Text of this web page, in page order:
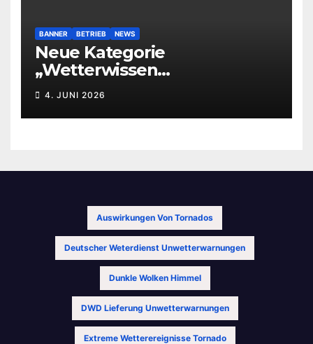
BANNER BETRIEB NEWS
Neue Kategorie
„Wetterwissen
leichtverständlich“
4. JUNI 2026
Auswirkungen Von Tornados
Deutscher Weterdienst Unwetterwarnungen
Dunkle Wolken Himmel
DWD Lieferung Unwetterwarnungen
Extreme Wetterereignisse Tornado